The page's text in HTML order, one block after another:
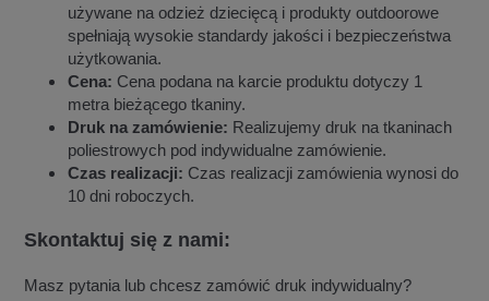
używane na odzież dziecięcą i produkty outdoorowe
spełniają wysokie standardy jakości i bezpieczeństwa
użytkowania.
Cena: Cena podana na karcie produktu dotyczy 1
metra bieżącego tkaniny.
Druk na zamówienie: Realizujemy druk na tkaninach
poliestrowych pod indywidualne zamówienie.
Czas realizacji: Czas realizacji zamówienia wynosi do
10 dni roboczych.
Skontaktuj się z nami:
Masz pytania lub chcesz zamówić druk indywidualny?